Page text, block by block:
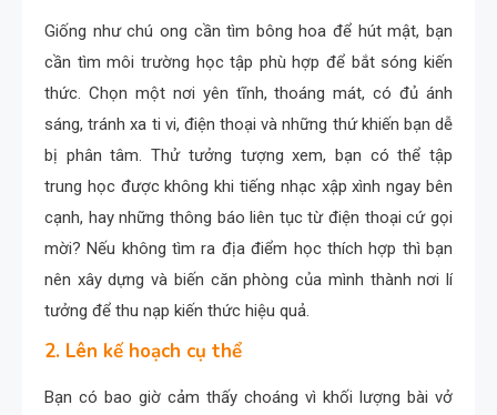
Giống như chú ong cần tìm bông hoa để hút mật, bạn
cần tìm môi trường học tập phù hợp để bắt sóng kiến
thức. Chọn một nơi yên tĩnh, thoáng mát, có đủ ánh
sáng, tránh xa ti vi, điện thoại và những thứ khiến bạn dễ
bị phân tâm. Thử tưởng tượng xem, bạn có thể tập
trung học được không khi tiếng nhạc xập xình ngay bên
cạnh, hay những thông báo liên tục từ điện thoại cứ gọi
mời? Nếu không tìm ra địa điểm học thích hợp thì bạn
nên xây dựng và biến căn phòng của mình thành nơi lí
tưởng để thu nạp kiến thức hiệu quả.
2. Lên kế hoạch cụ thể
Bạn có bao giờ cảm thấy choáng vì khối lượng bài vở